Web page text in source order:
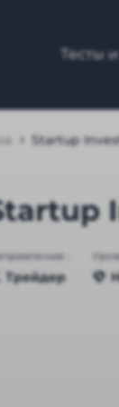
Тесты
Startup
:
Трейдер